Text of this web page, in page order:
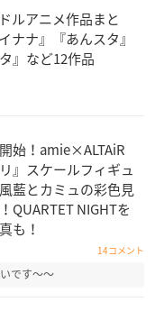
ルアニメ作品まと
ナナ』『あんスタ』
』など12作品
始！amie×ALTAiR
リ』スケールフィギュ
藍とカミュの彩色見
QUARTET NIGHT​を
も！
14コメント
です〜〜